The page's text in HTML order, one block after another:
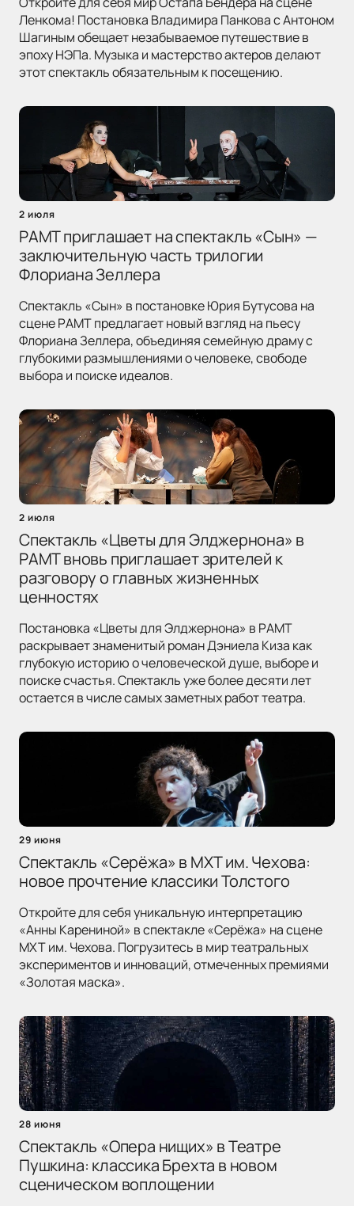
Ленкома! Постановка Владимира Панкова с Антоном
Шагиным обещает незабываемое путешествие в
эпоху НЭПа. Музыка и мастерство актеров делают
этот спектакль обязательным к посещению.
2 июля
РАМТ приглашает на спектакль «Сын» —
заключительную часть трилогии
Флориана Зеллера
Спектакль «Сын» в постановке Юрия Бутусова на
сцене РАМТ предлагает новый взгляд на пьесу
Флориана Зеллера, объединяя семейную драму с
глубокими размышлениями о человеке, свободе
выбора и поиске идеалов.
2 июля
Спектакль «Цветы для Элджернона» в
РАМТ вновь приглашает зрителей к
разговору о главных жизненных
ценностях
Постановка «Цветы для Элджернона» в РАМТ
раскрывает знаменитый роман Дэниела Киза как
глубокую историю о человеческой душе, выборе и
поиске счастья. Спектакль уже более десяти лет
остается в числе самых заметных работ театра.
29 июня
Спектакль «Серёжа» в МХТ им. Чехова:
новое прочтение классики Толстого
Откройте для себя уникальную интерпретацию
«Анны Карениной» в спектакле «Серёжа» на сцене
МХТ им. Чехова. Погрузитесь в мир театральных
экспериментов и инноваций, отмеченных премиями
«Золотая маска».
28 июня
Спектакль «Опера нищих» в Театре
Пушкина: классика Брехта в новом
сценическом воплощении